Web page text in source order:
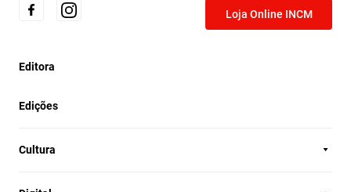
Loja Online INCM
Editora
Edições
Cultura